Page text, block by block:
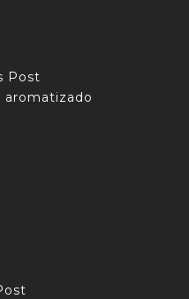
Post
aromatizado